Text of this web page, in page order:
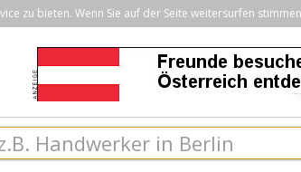
zu bieten. Wenn Sie auf der Seite weitersurfen